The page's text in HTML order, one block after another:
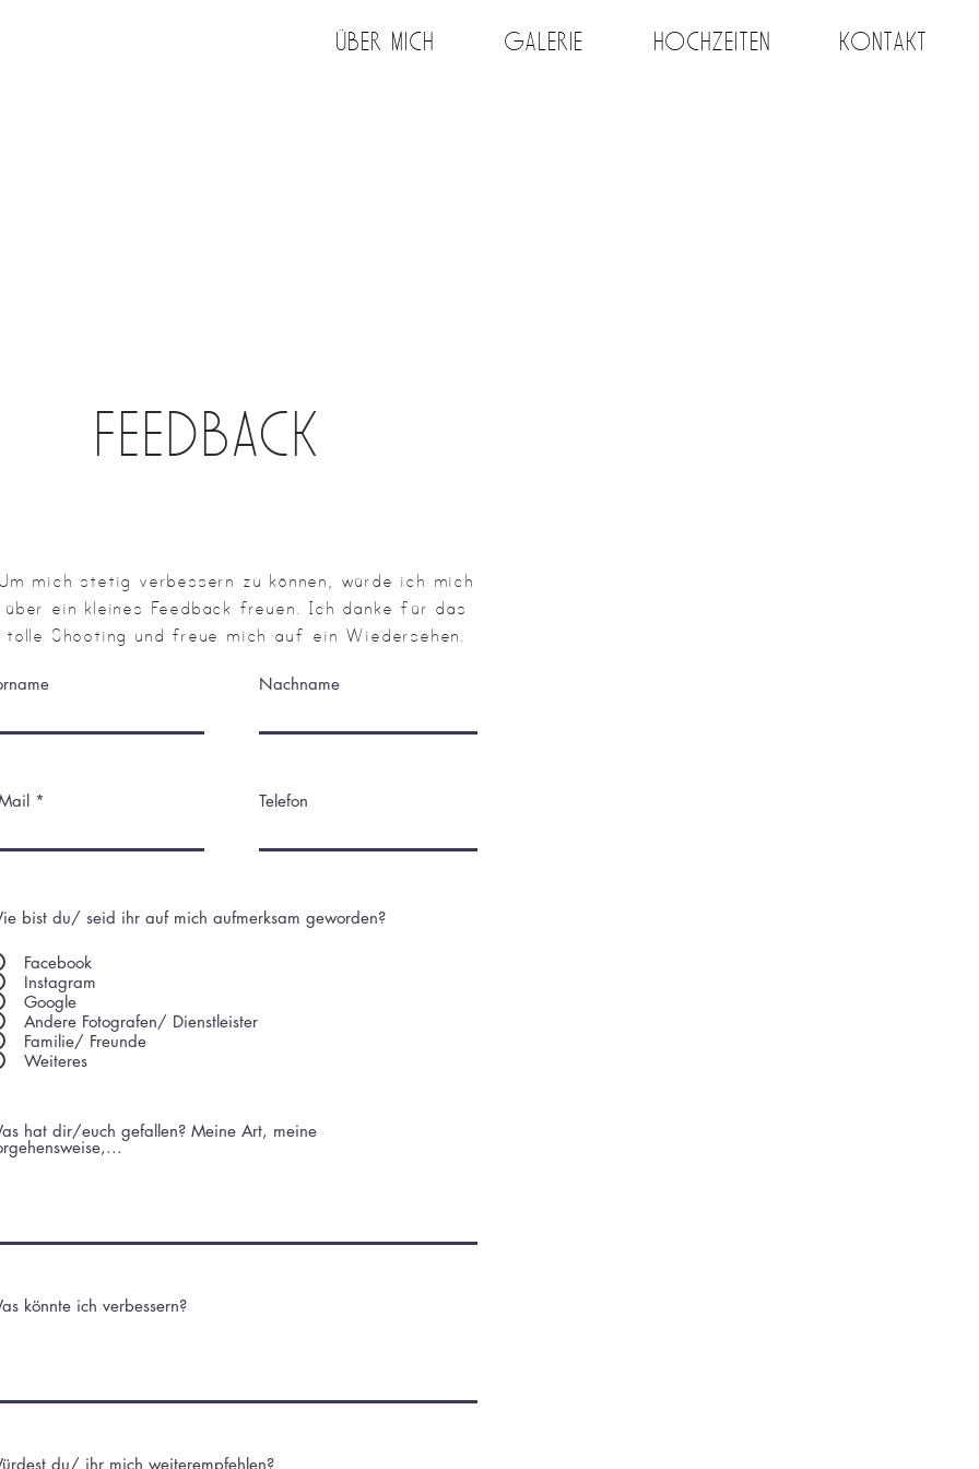
Über mich Galerie Hochzeiten Kontakt
Feedback
Um mich stetig verbessern zu können, würde ich mich
über ein kleines Feedback freuen. Ich danke für das
tolle Shooting und freue mich auf ein Wiedersehen.
Nachname
Telefon
bist du/ seid ihr auf mich aufmerksam geworden?
Facebook
Instagram
Google
Andere Fotografen/ Dienstleister
Familie/ Freunde
Weiteres
hat dir/euch gefallen? Meine Art, meine
könnte ich verbessern?
du/ ihr mich weiterempfehlen?